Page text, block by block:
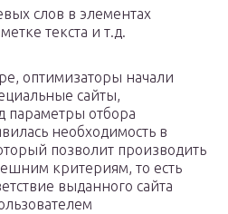
слов в элементах
текста и т.д.
оптимизаторы начали
сайты,
параметры отбора
необходимость в
позволит производить
критериям, то есть
выданного сайта